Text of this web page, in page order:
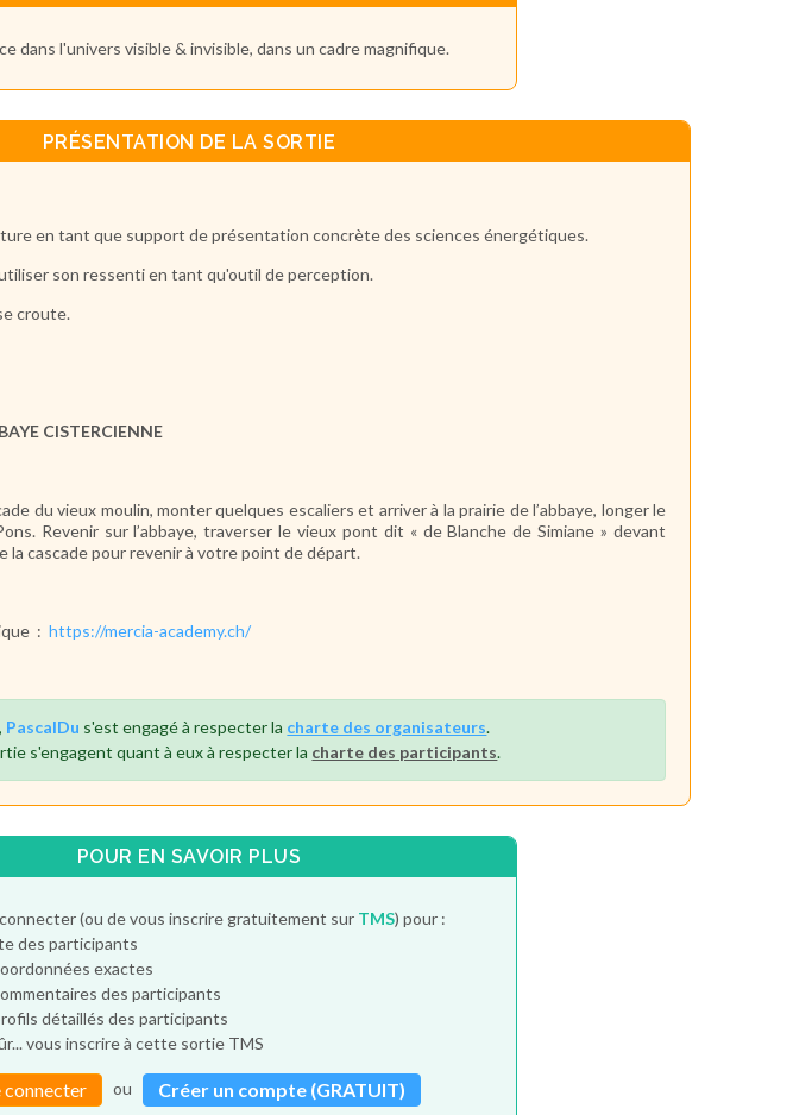
dans l'univers visible & invisible, dans un cadre magnifique.
PRÉSENTATION DE LA SORTIE
en tant que support de présentation concrète des sciences énergétiques.
son ressenti en tant qu'outil de perception.
croute.
CISTERCIENNE
du vieux moulin, monter quelques escaliers et arriver à la prairie de l’abbaye, longer le
Revenir sur l’abbaye, traverser le vieux pont dit « de Blanche de Simiane » devant
la cascade pour revenir à votre point de départ.
:https://mercia-academy.ch/
PascalDu s'est engagé à respecter la charte des organisateurs.
s'engagent quant à eux à respecter la charte des participants.
POUR EN SAVOIR PLUS
(ou de vous inscrire gratuitement sur TMS) pour :
des participants
exactes
des participants
détaillés des participants
vous inscrire à cette sortie TMS
connecter ou Créer un compte (GRATUIT)